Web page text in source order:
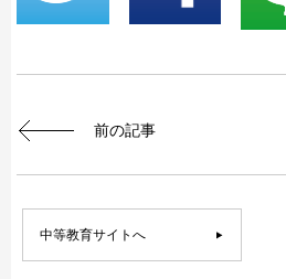
前の記事
中等教育サイトへ